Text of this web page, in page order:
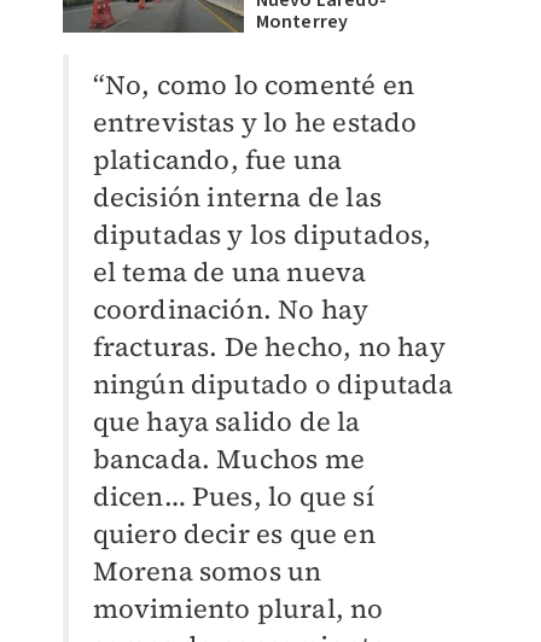
Monterrey
“No, como lo comenté en
entrevistas y lo he estado
platicando, fue una
decisión interna de las
diputadas y los diputados,
el tema de una nueva
coordinación. No hay
fracturas. De hecho, no hay
ningún diputado o diputada
que haya salido de la
bancada. Muchos me
dicen… Pues, lo que sí
quiero decir es que en
Morena somos un
movimiento plural, no